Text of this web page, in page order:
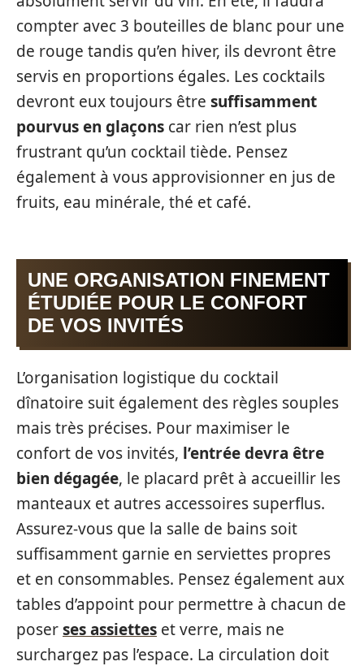
compter avec 3 bouteilles de blanc pour une
de rouge tandis qu’en hiver, ils devront être
servis en proportions égales. Les cocktails
devront eux toujours être suffisamment
pourvus en glaçons car rien n’est plus
frustrant qu’un cocktail tiède. Pensez
également à vous approvisionner en jus de
fruits, eau minérale, thé et café.
UNE ORGANISATION FINEMENT
ÉTUDIÉE POUR LE CONFORT
DE VOS INVITÉS
L’organisation logistique du cocktail
dînatoire suit également des règles souples
mais très précises. Pour maximiser le
confort de vos invités, l’entrée devra être
bien dégagée, le placard prêt à accueillir les
manteaux et autres accessoires superflus.
Assurez-vous que la salle de bains soit
suffisamment garnie en serviettes propres
et en consommables. Pensez également aux
tables d’appoint pour permettre à chacun de
poserses assiettes et verre, mais ne
surchargez pas l’espace. La circulation doit